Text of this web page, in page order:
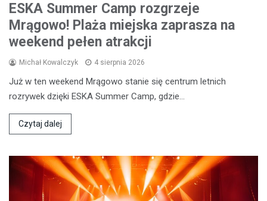
ESKA Summer Camp rozgrzeje
Mrągowo! Plaża miejska zaprasza na
weekend pełen atrakcji
Michał Kowalczyk 4 sierpnia 2026
Już w ten weekend Mrągowo stanie się centrum letnich
rozrywek dzięki ESKA Summer Camp, gdzie…
Czytaj dalej